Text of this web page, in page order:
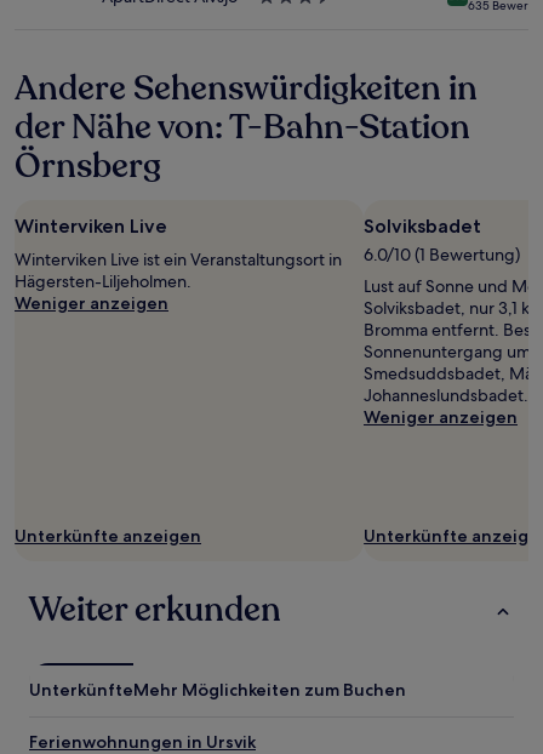
635
Andere Sehenswürdigkeiten in
der Nähe von: T-Bahn-Station
Örnsberg
Winterviken Live
Winterviken Live ist ein Veranstaltungsort in
Hägersten-Liljeholmen.
Weniger anzeigen
Unterkünfte anzeigen
Solviksbadet
6.0/10 (1 Bewertung)
Lust auf Sonne und
Solviksbadet, nur 3,1
Bromma entfernt.
Sonnenuntergang um
Smedsuddsbadet,
Johanneslundsbadet.
Weniger anzeigen
Unterkünfte
Weiter erkunden
UnterkünfteMehr Möglichkeiten zum Buchen
Ferienwohnungen in Ursvik